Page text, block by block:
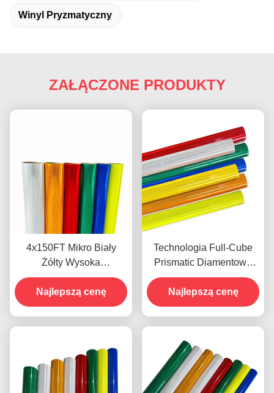
Winyl Pryzmatyczny
ZAŁĄCZONE PRODUKTY
4x150FT Mikro Biały
Żółty Wysoka
Widoczność Mikro
Diamentowy Odblaskowy
Film Winylowy do
Najlepszą cenę
Technologia Full-Cube
Prismatic Diamentowa
blacha odblaskowa z 10-
letnią żywotnością dla
bezpieczeństwa
Najlepszą cenę